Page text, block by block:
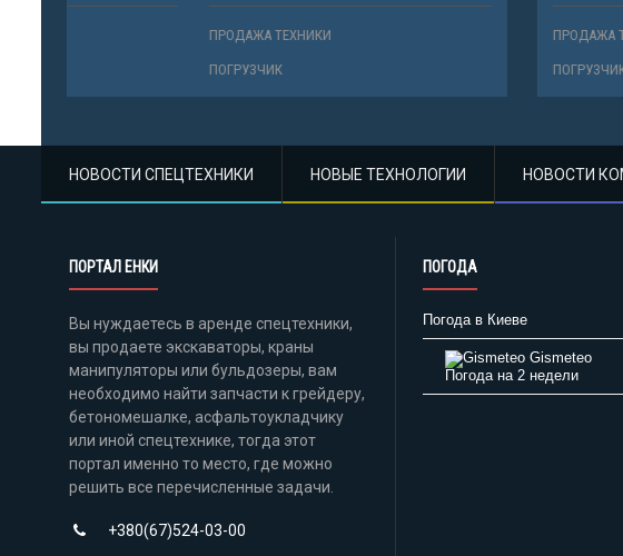
НОВОСТИ СПЕЦТЕХНИКИ НОВЫЕ ТЕХНОЛОГИИ НОВОСТИ
ПОРТАЛ ЕНКИ
Вы нуждаетесь в аренде спецтехники,
вы продаете экскаваторы, краны
манипуляторы или бульдозеры, вам
необходимо найти запчасти к грейдеру,
бетономешалке, асфальтоукладчику
или иной спецтехнике, тогда этот
портал именно то место, где можно
решить все перечисленные задачи.
+380(67)524-03-00
ПОГОДА
Погода в Киеве
Gismeteo
Погода на 2 недели